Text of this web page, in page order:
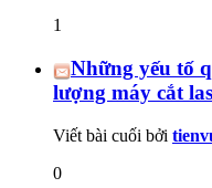
1
Những yếu tố
lượng máy cắt
Viết bài cuối bởi
0